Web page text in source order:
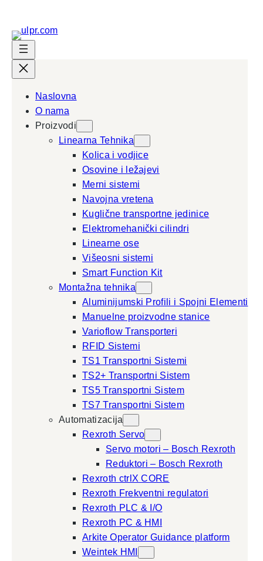
Naslovna
O nama
Proizvodi
Linearna Tehnika
Kolica i vodjice
Osovine i ležajevi
Merni sistemi
Navojna vretena
Kuglične transportne jedinice
Elektromehanički cilindri
Linearne ose
Višeosni sistemi
Smart Function Kit
Montažna tehnika
Aluminijumski Profili i Spojni Elementi
Manuelne proizvodne stanice
Varioflow Transporteri
RFID Sistemi
TS1 Transportni Sistemi
TS2+ Transportni Sistem
TS5 Transportni Sistem
TS7 Transportni Sistem
Automatizacija
Rexroth Servo
Servo motori – Bosch Rexroth
Reduktori – Bosch Rexroth
Rexroth ctrlX CORE
Rexroth Frekventni regulatori
Rexroth PLC & I/O
Rexroth PC & HMI
Arkite Operator Guidance platform
Weintek HMI